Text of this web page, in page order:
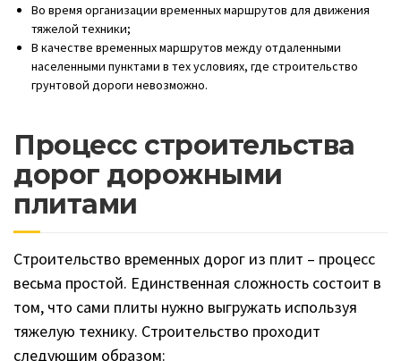
Во время организации временных маршрутов для движения
тяжелой техники;
В качестве временных маршрутов между отдаленными
населенными пунктами в тех условиях, где строительство
грунтовой дороги невозможно.
Процесс строительства
дорог дорожными
плитами
Строительство временных дорог из плит – процесс
весьма простой. Единственная сложность состоит в
том, что сами плиты нужно выгружать используя
тяжелую технику. Строительство проходит
следующим образом: